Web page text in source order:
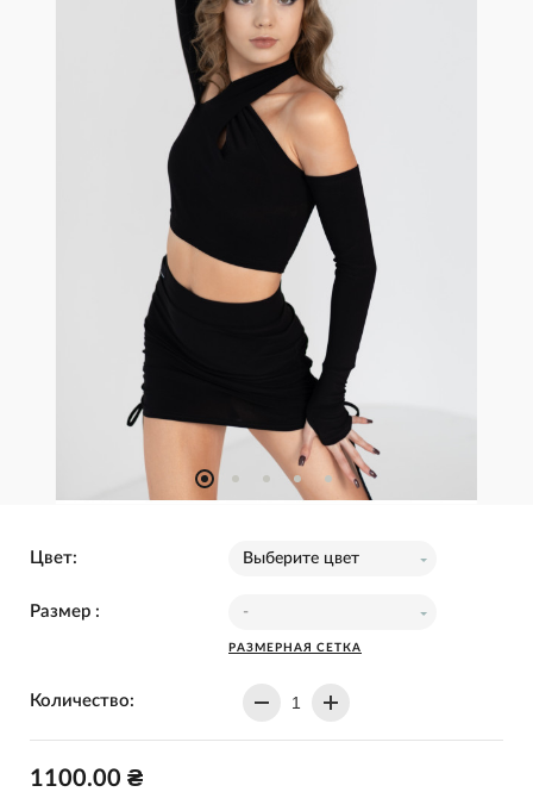
Цвет: Выберите цвет
Размер : -
РАЗМЕРНАЯ СЕТКА
Количество:
1100.00 ₴